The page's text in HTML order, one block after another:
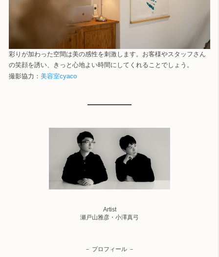
彩りが加わった空間は美の感性を刺激します。お客様やスタッフさん
の笑顔を誘い、きっと心地よい時間にしてくれることでしょう。
撮影協力： 美容室cyaco
Artist
瀬戸山雅彦・小澤真弓
－ プロフィール －